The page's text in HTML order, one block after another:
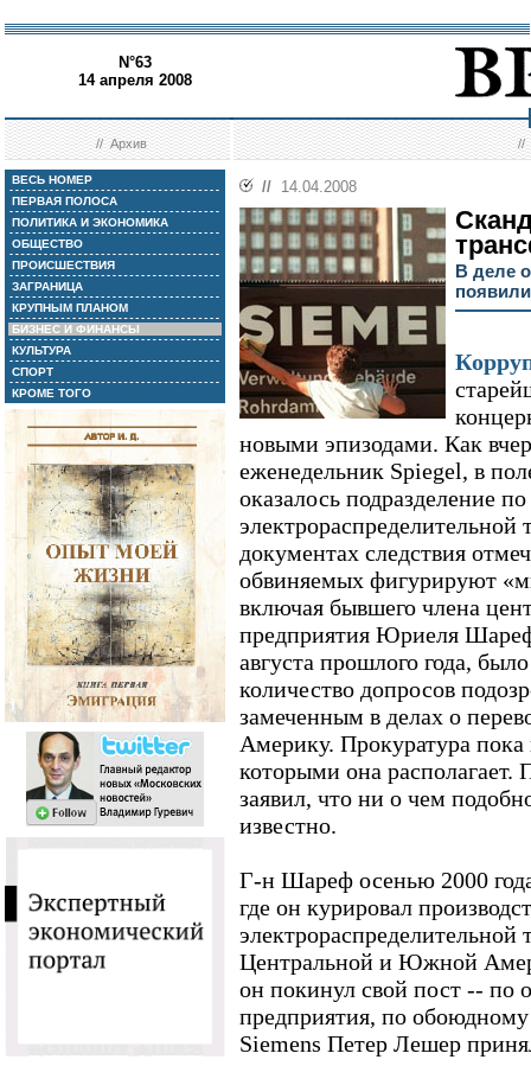
N°63
14 апреля 2008
//Архив //
ВЕСЬ НОМЕР
ПЕРВАЯ ПОЛОСА
ПОЛИТИКА И ЭКОНОМИКА
ОБЩЕСТВО
ПРОИСШЕСТВИЯ
ЗАГРАНИЦА
КРУПНЫМ ПЛАНОМ
БИЗНЕС И ФИНАНСЫ
КУЛЬТУРА
СПОРТ
КРОМЕ ТОГО
// 14.04.2008
В деле
новыми эпизодами. Как
еженедельник Spiegel, в
оказалось подразделение
документах следствия
обвиняемых фигурируют
включая бывшего члена
предприятия Юриеля
августа прошлого года,
количество допросов
замеченным в делах о
Америку. Прокуратура
которыми она
заявил, что ни о чем
известно.
Г-н Шареф осенью 2000
где он курировал
электрораспределительной
Центральной и Южной
он покинул свой пост -- по
предприятия, по обоюдному
Siemens Петер Лешер